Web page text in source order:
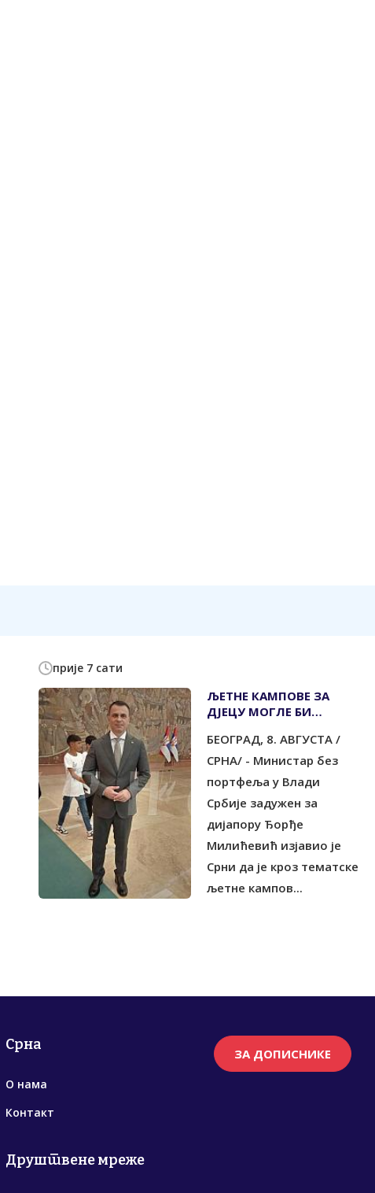
прије 7 сати
ЉЕТНЕ КАМПОВЕ ЗА
ДЈЕЦУ МОГЛЕ БИ
ОРГАНИЗОВАТИ СРБИЈА
И СРПСКА
БЕОГРАД, 8. АВГУСТА /
СРНА/ - Министар без
портфеља у Влади
Србије задужен за
дијапору Ђорђе
Милићевић изјавио је
Срни да је кроз тематске
љетне кампов...
Срна
О нама
Контакт
Друштвене мреже
ЗА ДОПИСНИКЕ